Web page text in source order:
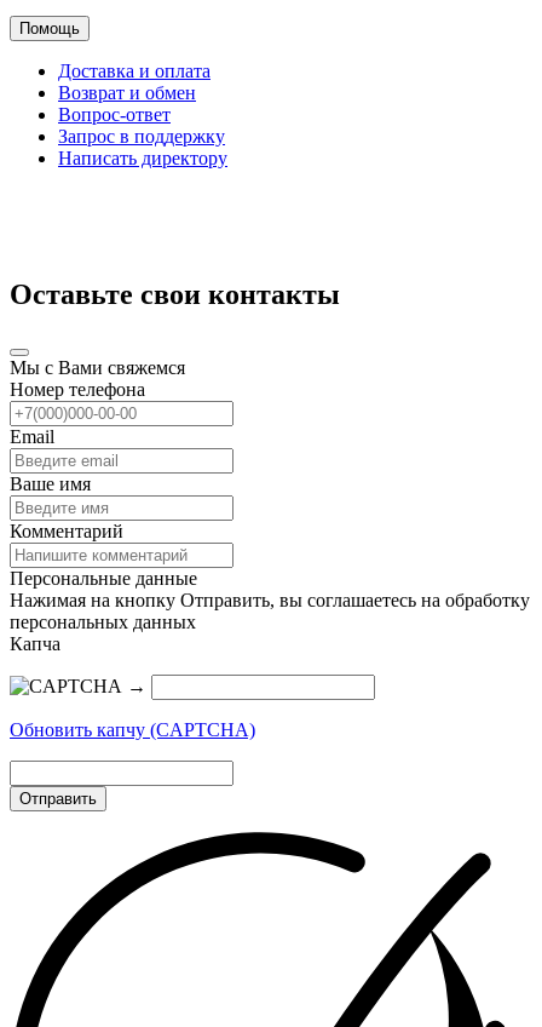
Помощь
Доставка и оплата
Возврат и обмен
Вопрос-ответ
Запрос в поддержку
Написать директору
Оставьте свои контакты
Мы с Вами свяжемся
Номер телефона
Email
Ваше имя
Комментарий
Персональные данные
Нажимая на кнопку Отправить, вы соглашаетесь на обработку
персональных данных
Капча
→
Обновить капчу (CAPTCHA)
Отправить